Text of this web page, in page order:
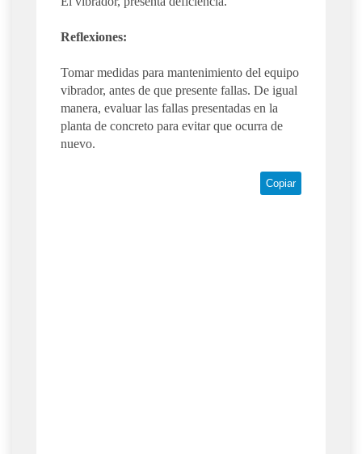
Reflexiones:
Tomar medidas para mantenimiento del equipo
vibrador, antes de que presente fallas. De igual
manera, evaluar las fallas presentadas en la
planta de concreto para evitar que ocurra de
nuevo.
Copiar